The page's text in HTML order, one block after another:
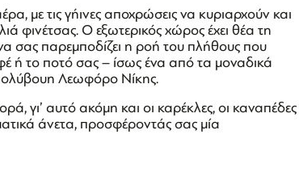
με τις γήινες αποχρώσεις να κυριαρχούν και
φινέτσας. Ο εξωτερικός χώρος έχει θέα τη
σας παρεμποδίζει η ροή του πλήθους που
ή το ποτό σας – ίσως ένα από τα μοναδικά
Λεωφόρο Νίκης.
γι’ αυτό ακόμη και οι καρέκλες, οι καναπέδες
άνετα, προσφέροντάς σας μία